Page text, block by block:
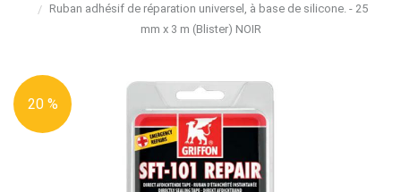
Ruban adhésif de réparation universel, à base de silicone. - 25
mm x 3 m (Blister) NOIR
20 %